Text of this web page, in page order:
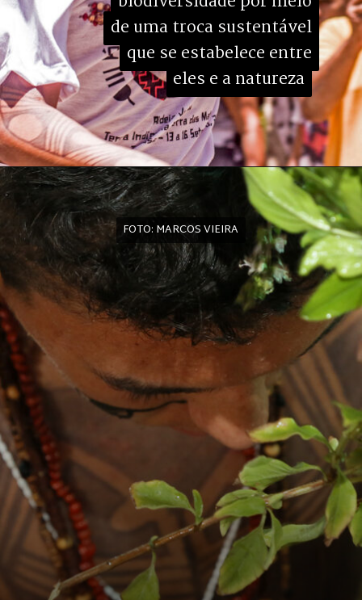
de uma troca sustentável
que se estabelece entre
eles e a natureza
de uma troca sustentável
que se estabelece entre
eles e a natureza
FOTO: MARCOS VIEIRA
FOTO: MARCOS VIEIRA